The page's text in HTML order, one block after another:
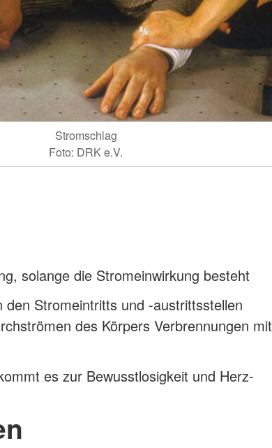
Stromschlag
Foto: DRK e.V.
solange die Stromeinwirkung besteht
den Stromeintritts und -austrittsstellen
des Körpers Verbrennungen mit
es zur Bewusstlosigkeit und Herz-